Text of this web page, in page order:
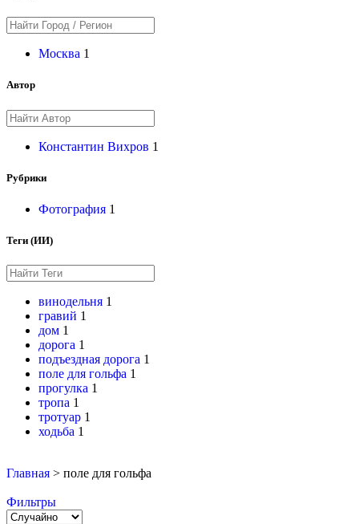
Москва 1
Автор
Константин Вихров 1
Рубрики
Фотография 1
Теги (ИИ)
винодельня 1
гравий 1
дом 1
дорога 1
подъездная дорога 1
поле для гольфа 1
прогулка 1
тропа 1
тротуар 1
ходьба 1
Главная > поле для гольфа
Фильтры